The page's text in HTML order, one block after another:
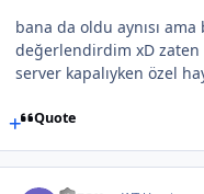
bana da oldu aynısı
değerlendirdim xD
server kapalıyken özel
Quote